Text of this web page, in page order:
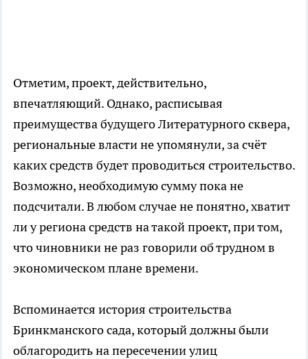
Отметим, проект, действительно,
впечатляющий. Однако, расписывая
преимущества будущего Литературного сквера,
региональные власти не упомянули, за счёт
каких средств будет проводиться строительство.
Возможно, необходимую сумму пока не
подсчитали. В любом случае не понятно, хватит
ли у региона средств на такой проект, при том,
что чиновники не раз говорили об трудном в
экономическом плане времени.
Вспоминается история строительства
Бринкманского сада, который должны были
облагородить на пересечении улиц